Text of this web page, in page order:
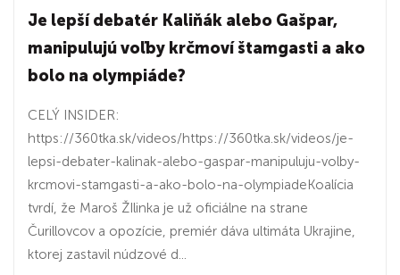
Je lepší debatér Kaliňák alebo Gašpar,
manipulujú voľby krčmoví štamgasti a ako
bolo na olympiáde?
CELÝ INSIDER:
https://360tka.sk/videos/https://360tka.sk/videos/je-
lepsi-debater-kalinak-alebo-gaspar-manipuluju-volby-
krcmovi-stamgasti-a-ako-bolo-na-olympiadeKoalícia
tvrdí, že Maroš ŽIlinka je už oficiálne na strane
Čurillovcov a opozície, premiér dáva ultimáta Ukrajine,
ktorej zastavil núdzové d...